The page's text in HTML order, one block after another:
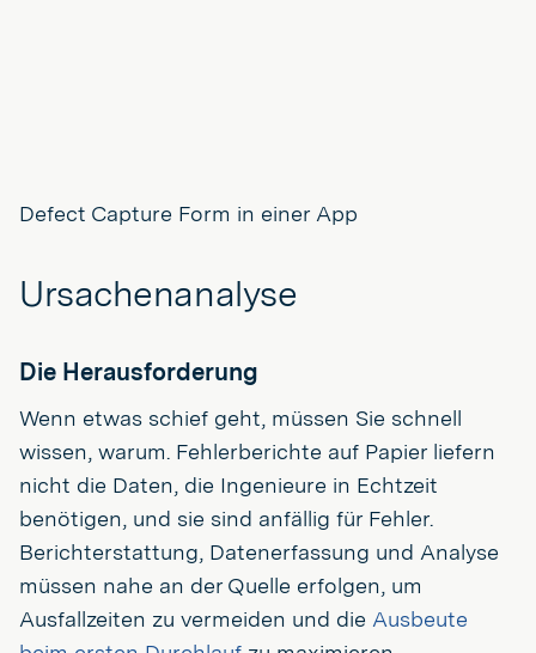
Defect Capture Form in einer App
Ursachenanalyse
Die Herausforderung
Wenn etwas schief geht, müssen Sie schnell
wissen, warum. Fehlerberichte auf Papier liefern
nicht die Daten, die Ingenieure in Echtzeit
benötigen, und sie sind anfällig für Fehler.
Berichterstattung, Datenerfassung und Analyse
müssen nahe an der Quelle erfolgen, um
Ausfallzeiten zu vermeiden und die Ausbeute